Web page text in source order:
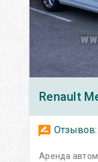
Renault
Отзывов:
Аренда